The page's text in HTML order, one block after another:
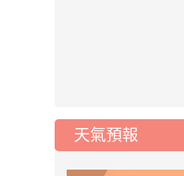
天氣預報